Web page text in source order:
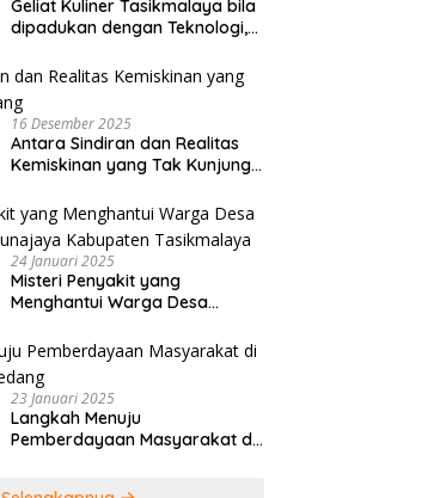
Geliat Kuliner Tasikmalaya bila
dipadukan dengan Teknologi,
Manfaatkan AI
16 Desember 2025
Antara Sindiran dan Realitas
Kemiskinan yang Tak Kunjung
24 Januari 2025
Misteri Penyakit yang
Menghantui Warga Desa
Kabupaten Tasikmalaya
23 Januari 2025
Langkah Menuju
Pemberdayaan Masyarakat di